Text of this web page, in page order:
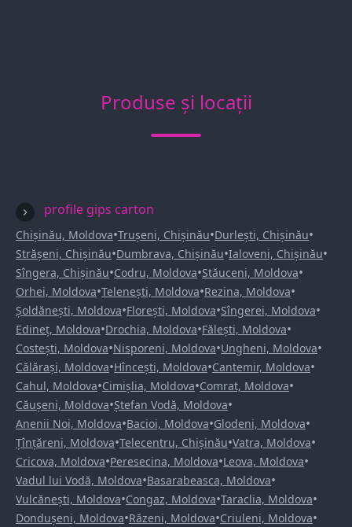
Produse și locații
profile gips carton
Chișinău, Moldova•Trușeni, Chișinău•Durlești, Chișinău•
Strășeni, Chișinău•Dumbrava, Chișinău•Ialoveni, Chișinău•
Sîngera, Chișinău•Codru, Moldova•Stăuceni, Moldova•
Orhei, Moldova•Telenești, Moldova•Rezina, Moldova•
Șoldănești, Moldova•Florești, Moldova•Sîngerei, Moldova•
Edineț, Moldova•Drochia, Moldova•Fălești, Moldova•
Costești, Moldova•Nisporeni, Moldova•Ungheni, Moldova•
Călărași, Moldova•Hîncești, Moldova•Cantemir, Moldova•
Cahul, Moldova•Cimișlia, Moldova•Comrat, Moldova•
Căușeni, Moldova•Ștefan Vodă, Moldova•
Anenii Noi, Moldova•Bacioi, Moldova•Glodeni, Moldova•
Țînțăreni, Moldova•Telecentru, Chișinău•Vatra, Moldova•
Cricova, Moldova•Peresecina, Moldova•Leova, Moldova•
Vadul lui Vodă, Moldova•Basarabeasca, Moldova•
Vulcănești, Moldova•Congaz, Moldova•Taraclia, Moldova•
Dondușeni, Moldova•Răzeni, Moldova•Criuleni, Moldova•